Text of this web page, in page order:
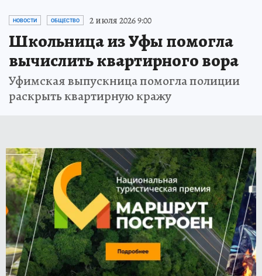
НОВОСТИ ОБЩЕСТВО 2 июля 2026 9:00
Школьница из Уфы помогла
вычислить квартирного вора
Уфимская выпускница помогла полиции
раскрыть квартирную кражу